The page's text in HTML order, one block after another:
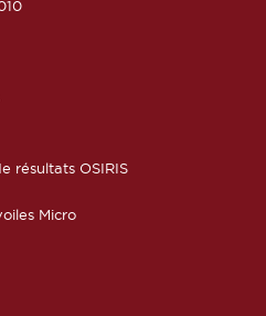
résultats OSIRIS
Micro